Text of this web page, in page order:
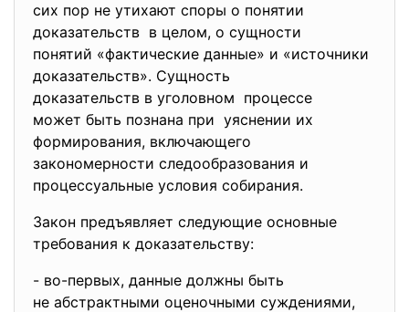
сих пор не утихают споры о понятии
доказательств в целом, о сущности
понятий «фактические данные» и «источники
доказательств». Сущность
доказательств в уголовном процессе
может быть познана при уяснении их
формирования, включающего
закономерности следообразования и
процессуальные условия собирания.
Закон предъявляет следующие основные
требования к доказательству:
- во-первых, данные должны быть
не абстрактными оценочными суждениями,